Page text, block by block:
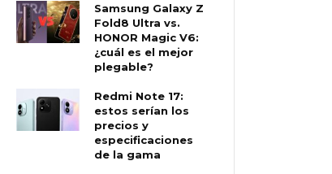
Samsung Galaxy Z
Fold8 Ultra vs.
HONOR Magic V6:
¿cuál es el mejor
plegable?
Redmi Note 17:
estos serían los
precios y
especificaciones
de la gama